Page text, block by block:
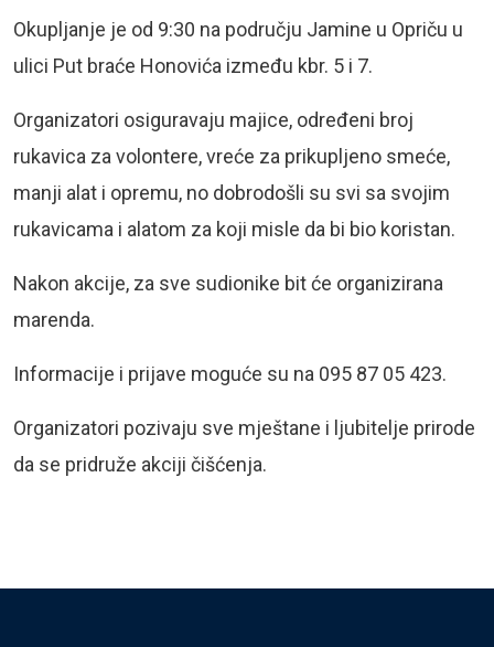
Okupljanje je od 9:30 na području Jamine u Opriču u
ulici Put braće Honovića između kbr. 5 i 7.
Organizatori osiguravaju majice, određeni broj
rukavica za volontere, vreće za prikupljeno smeće,
manji alat i opremu, no dobrodošli su svi sa svojim
rukavicama i alatom za koji misle da bi bio koristan.
Nakon akcije, za sve sudionike bit će organizirana
marenda.
Informacije i prijave moguće su na 095 87 05 423.
Organizatori pozivaju sve mještane i ljubitelje prirode
da se pridruže akciji čišćenja.